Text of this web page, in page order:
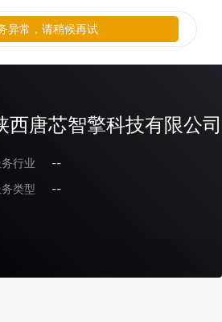
西唐芯智擎科技有限公司
行业
--
类型
--
异常，请稍候再试